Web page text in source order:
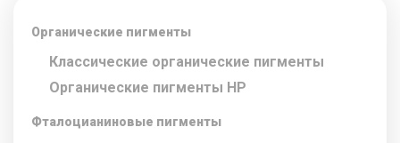
Органические пигменты
Классические органические пигменты
Органические пигменты НР
Фталоцианиновые пигменты